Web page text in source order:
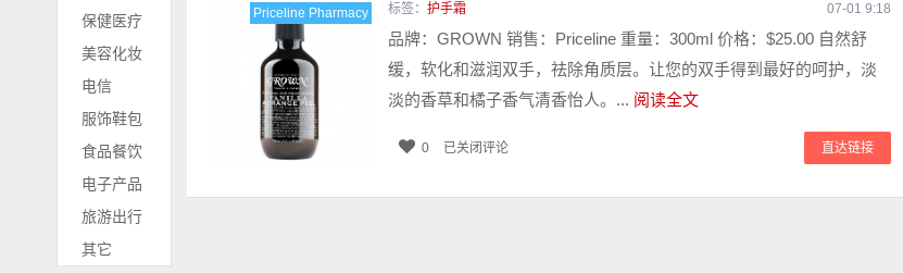
保健医疗
美容化妆
电信
服饰鞋包
食品餐饮
电子产品
旅游出行
其它
Priceline Pharmacy 标签： 护手霜 07-01 9:18
品牌：GROWN 销售：Priceline 重量：300ml 价格：$25.00 自然舒
缓，软化和滋润双手，祛除角质层。让您的双手得到最好的呵护，淡
淡的香草和橘子香气清香怡人。... 阅读全文
直达链接
0 已关闭评论